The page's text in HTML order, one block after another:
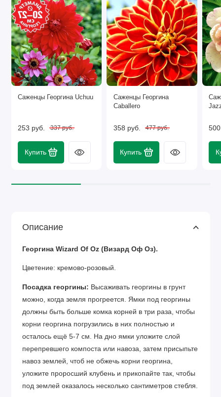
Саженцы Георгина Uchuu
253 руб. 337 руб.
Купить
Саженцы Георгина
Caballero
358 руб. 477 руб.
Купить
Описание
Георгина Wizard Of Oz (Визард Оф Оз).
Цветение: кремово-розовый.
Посадка георгины: Высаживать георгины в грунт
можно, когда земля прогреется. Ямки под георгины
должны быть больше комка корней в три раза, чтобы
корни георгина погрузились в них полностью и
осталось ещё 5-7 см. На дно ямки уложите слой
перепревшего компоста или навоза, затем присыпьте
навоз землей, чтоб не обжечь корни георгина,
уложите проросший клубень и прикопайте так, чтобы
под землей оказалось несколько сантиметров стебля.